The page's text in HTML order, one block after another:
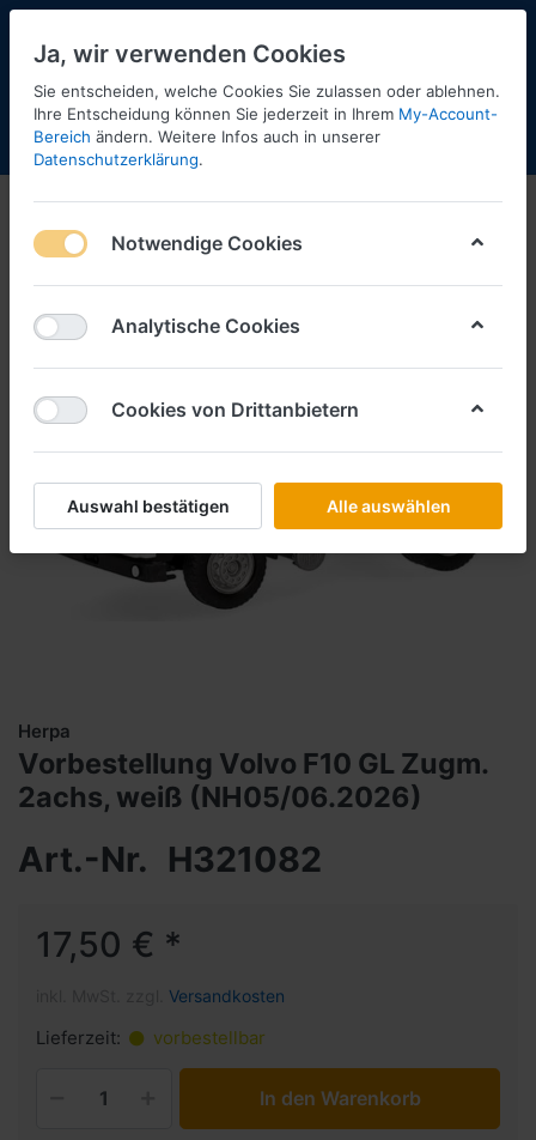
Menü Anmelden Shopaktualisierung
Herpa
Vorbestellung Volvo F10 GL Zugm.
2achs, weiß (NH05/06.2026)
Art.-Nr. H321082
17,50 € *
Versandkosten
Lieferzeit: vorbestellbar
In den Warenkorb
Ja, wir verwenden Cookies
Sie entscheiden, welche Cookies Sie zulassen oder ablehnen.
Ihre Entscheidung können Sie jederzeit in Ihrem My-Account-
Bereich ändern. Weitere Infos auch in unserer
Datenschutzerklärung.
Notwendige Cookies
Analytische Cookies
Cookies von Drittanbietern
Auswahl bestätigen Alle auswählen